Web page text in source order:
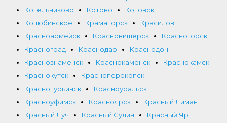
Котельниково
Котово
Котовск
Коцюбинское
Краматорск
Красилов
Красноармейск
Красновишерск
Красногорск
Красноград
Краснодар
Краснодон
Краснознаменск
Краснокаменск
Краснокамск
Краснокутск
Красноперекопск
Краснотурьинск
Красноуральск
Красноуфимск
Красноярск
Красный Лиман
Красный Луч
Красный Сулин
Красный Яр